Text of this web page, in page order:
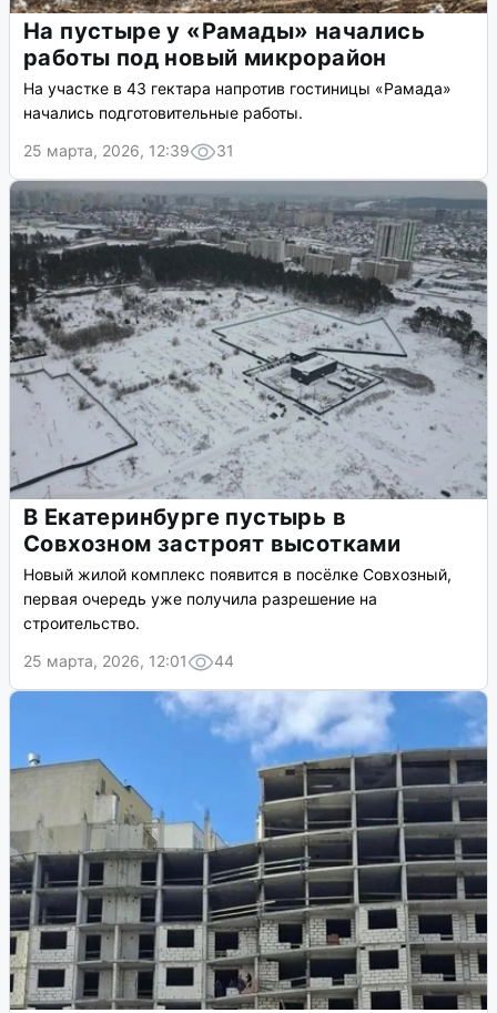
На пустыре у «Рамады» начались
работы под новый микрорайон
На участке в 43 гектара напротив гостиницы «Рамада»
начались подготовительные работы.
25 марта, 2026, 12:39
31
В Екатеринбурге пустырь в
Совхозном застроят высотками
Новый жилой комплекс появится в посёлке Совхозный,
первая очередь уже получила разрешение на
строительство.
25 марта, 2026, 12:01
44